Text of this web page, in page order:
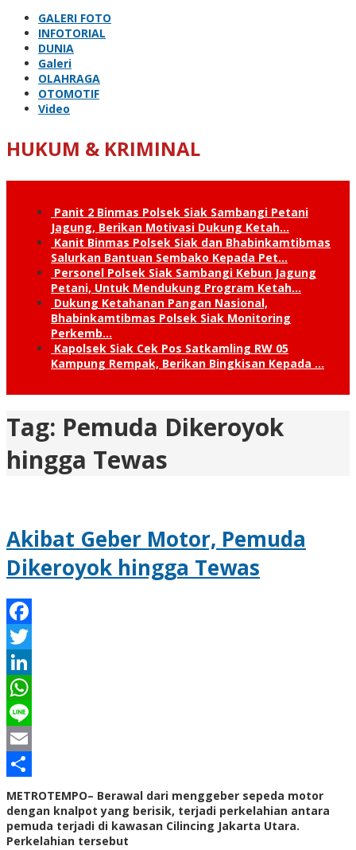
GALERI FOTO
INFOTORIAL
DUNIA
Galeri
OLAHRAGA
OTOMOTIF
Video
HUKUM & KRIMINAL
Panit 2 Binmas Polsek Siak Sambangi Petani
Jagung, Berikan Motivasi Dukung Ketah…
Kanit Binmas Polsek Siak dan Bhabinkamtibmas
Salurkan Bantuan Sembako Kepada Pet…
Personel Polsek Siak Sambangi Kebun Jagung
Petani, Untuk Mendukung Program Ketah…
Dukung Ketahanan Pangan Nasional,
Bhabinkamtibmas Polsek Siak Monitoring
Perkemb…
Kapolsek Siak Cek Pos Satkamling RW 05
Kampung Rempak, Berikan Bingkisan Kepada …
Tag: Pemuda Dikeroyok
hingga Tewas
Akibat Geber Motor, Pemuda
Dikeroyok hingga Tewas
Facebook
Twitter
LinkedIn
WhatsApp
Line
Email
Share
METROTEMPO– Berawal dari menggeber sepeda motor
dengan knalpot yang berisik, terjadi perkelahian antara
pemuda terjadi di kawasan Cilincing Jakarta Utara.
Perkelahian tersebut